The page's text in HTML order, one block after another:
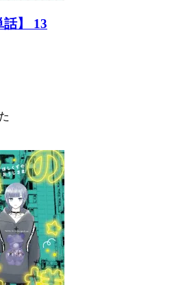
】 13